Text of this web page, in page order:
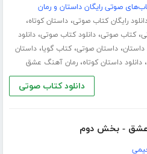
صوتی رایگان داستان و رمان
رایگان کتاب صوتی،داستان کوتاه،
،کتاب صوتی،دانلود کتاب صوتی،دانلود
،داستان صوتی،کتاب گویا،داستان
،دانلود داستان کوتاه،رمان آهنگ عشق
دانلود کتاب صوتی
عشق - بخش دوم